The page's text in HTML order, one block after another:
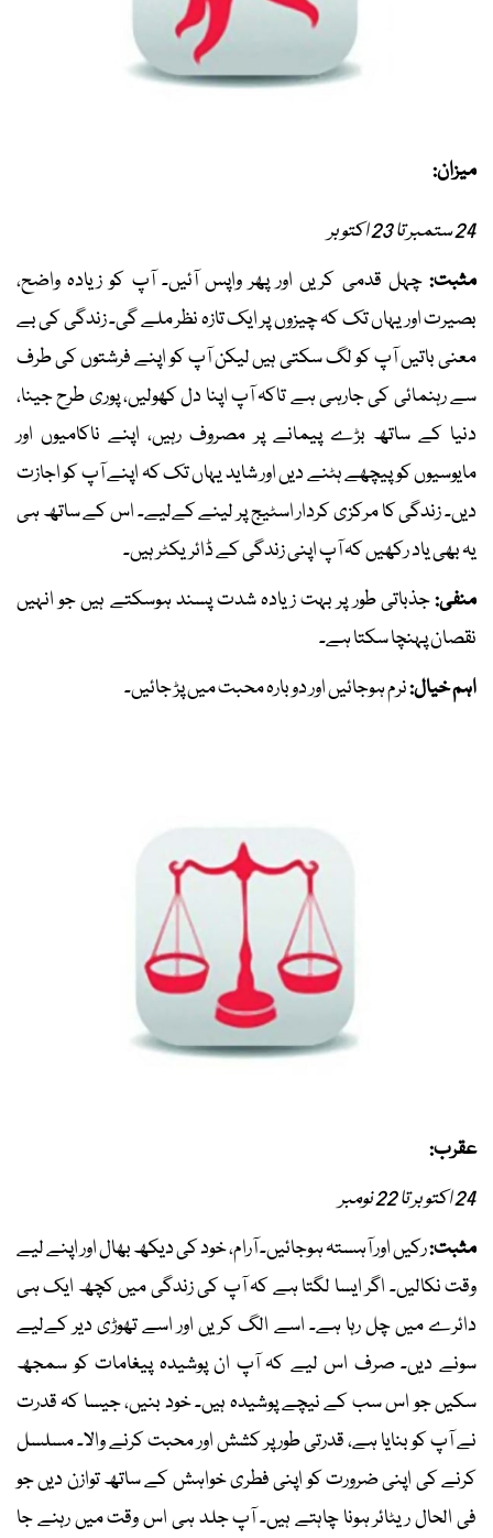
میزان:
24 ستمبر تا 23 اکتوبر
مثبت: چہل قدمی کریں اور پھر واپس آئیں۔ آپ کو زیادہ واضح،
بصیرت اور یہاں تک کہ چیزوں پر ایک تازہ نظر ملے گی۔ زندگی کی بے
معنی باتیں آپ کو لگ سکتی ہیں لیکن آپ کو اپنے فرشتوں کی طرف
سے رہنمائی کی جارہی ہے تاکہ آپ اپنا دل کھولیں، پوری طرح جینا،
دنیا کے ساتھ بڑے پیمانے پر مصروف رہیں، اپنے ناکامیوں اور
مایوسیوں کو پیچھے ہٹنے دیں اور شاید یہاں تک کہ اپنے آپ کو اجازت
دیں۔ زندگی کا مرکزی کردار اسٹیج پر لینے کےلیے۔ اس کے ساتھ ہی
یہ بھی یاد رکھیں کہ آپ اپنی زندگی کے ڈائریکٹر ہیں۔
منفی:جذباتی طور پر بہت زیادہ شدت پسند ہوسکتے ہیں جو انہیں
نقصان پہنچا سکتا ہے۔
اہم خیال:نرم ہوجائیں اور دوبارہ محبت میں پڑ جائیں۔
عقرب:
24 اکتوبر تا 22 نومبر
مثبت:رکیں اور آہستہ ہوجائیں۔ آرام، خود کی دیکھ بھال اور اپنے لیے
وقت نکالیں۔ اگر ایسا لگتا ہے کہ آپ کی زندگی میں کچھ ایک ہی
دائرے میں چل رہا ہے۔ اسے الگ کریں اور اسے تھوڑی دیر کےلیے
سونے دیں۔ صرف اس لیے کہ آپ ان پوشیدہ پیغامات کو سمجھ
سکیں جو اس سب کے نیچے پوشیدہ ہیں۔ خود بنیں، جیسا کہ قدرت
نے آپ کو بنایا ہے، قدرتی طور پر کشش اور محبت کرنے والا۔ مسلسل
کرنے کی اپنی ضرورت کو اپنی فطری خواہش کے ساتھ توازن دیں جو
فی الحال ریٹائر ہونا چاہتے ہیں۔ آپ جلد ہی اس وقت میں رہنے جا